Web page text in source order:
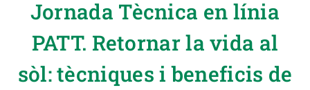
Jornada Tècnica en línia
PATT. Retornar la vida al
sòl: tècniques i beneficis de
Responsive
menu
SOBRE NOSALTRES